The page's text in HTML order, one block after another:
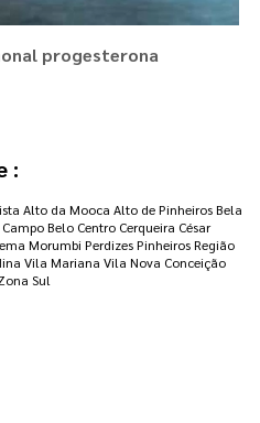
progesterona
:
Alto da Mooca Alto de Pinheiros Bela
Campo Belo Centro Cerqueira César
Morumbi Perdizes Pinheiros Região
Vila Mariana Vila Nova Conceição
Sul